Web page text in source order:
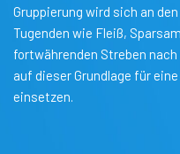
Gruppierung wird sich an
Tugenden wie Fleiß,
fortwährenden Streben
auf dieser Grundlage für
einsetzen.